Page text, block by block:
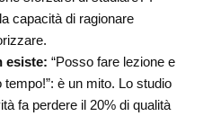
capacità di ragionare
esiste: “Posso fare lezione e
è un mito. Lo studio
fa perdere il 20% di qualità